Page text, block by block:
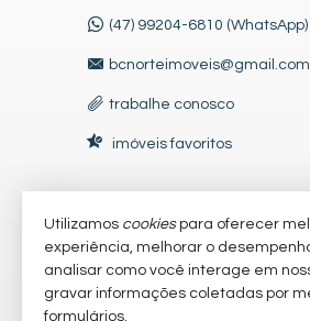
(47) 99204-6810 (WhatsApp)
bcnorteimoveis@gmail.com
trabalhe conosco
imóveis favoritos
VEJA MAIS
receba nosso newsletter
Utilizamos cookiespara oferecer
experiência, melhorar o
analisar como você interage em
gravar informações coletadas por
formulários.